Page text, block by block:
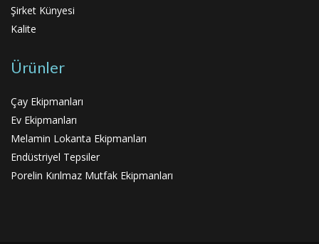
Şirket Künyesi
Kalite
Ürünler
Çay Ekipmanları
Ev Ekipmanları
Melamin Lokanta Ekipmanları
Endüstriyel Tepsiler
Porelin Kırılmaz Mutfak Ekipmanları